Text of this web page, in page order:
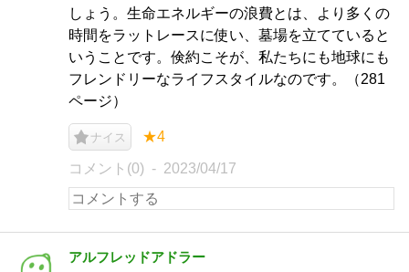
しょう。生命エネルギーの浪費とは、より多くの
時間をラットレースに使い、墓場を立てていると
いうことです。倹約こそが、私たちにも地球にも
フレンドリーなライフスタイルなのです。（281
ページ）
ナイス ★4
コメント(0) 2023/04/17
アルフレッドアドラー